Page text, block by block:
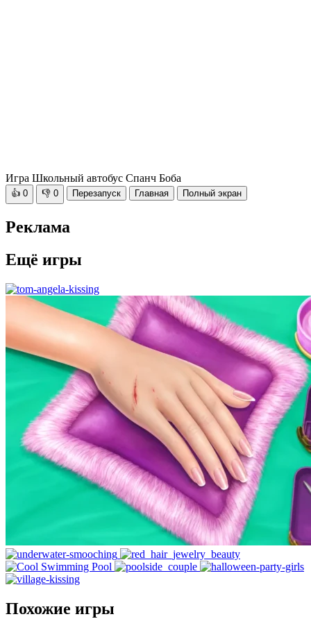
Игра Школьный автобус Спанч Боба
👍 0 👎 0 Перезапуск Главная Полный экран
Реклама
Ещё игры
Похожие игры